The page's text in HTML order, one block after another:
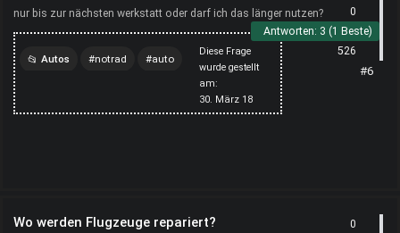
nur bis zur nächsten werkstatt oder darf ich das länger nutzen?
Diese Frage
wurde gestellt
am:
30. März 18
Autos notrad auto
0
Antworten: 3 (1 Beste)
526
#6
Wo werden Flugzeuge repariert?
0